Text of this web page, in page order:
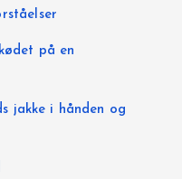
på en
jakke i hånden og